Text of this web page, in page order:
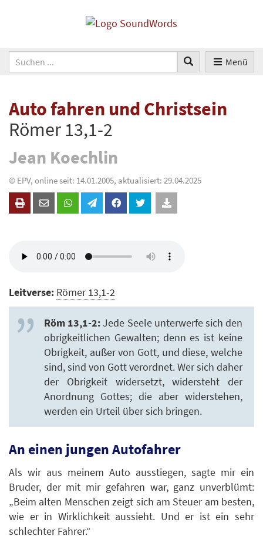
Menü
Auto fahren und Christsein
Römer 13,1-2
Jean Koechlin
© EPV, online seit: 14.01.2005, aktualisiert: 29.04.2025
Leitverse: Römer 13,1-2
Röm 13,1-2:Jede Seele unterwerfe sich den
obrigkeitlichen Gewalten; denn es ist keine
Obrigkeit, außer von Gott, und diese, welche
sind, sind von Gott verordnet. Wer sich daher
der Obrigkeit widersetzt, widersteht der
Anordnung Gottes; die aber widerstehen,
werden ein Urteil über sich bringen.
An einen jungen Autofahrer
Als wir aus meinem Auto ausstiegen, sagte mir ein
Bruder, der mit mir gefahren war, ganz unverblümt:
„Beim alten Menschen zeigt sich am Steuer am besten,
wie er in Wirklichkeit aussieht. Und er ist ein sehr
schlechter Fahrer.“